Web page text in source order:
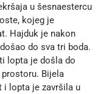
u šesnaestercu
kojeg je
Hajduk je nakon
do sva tri boda.
lopta je došla do
Bijela
i lopta je završila u